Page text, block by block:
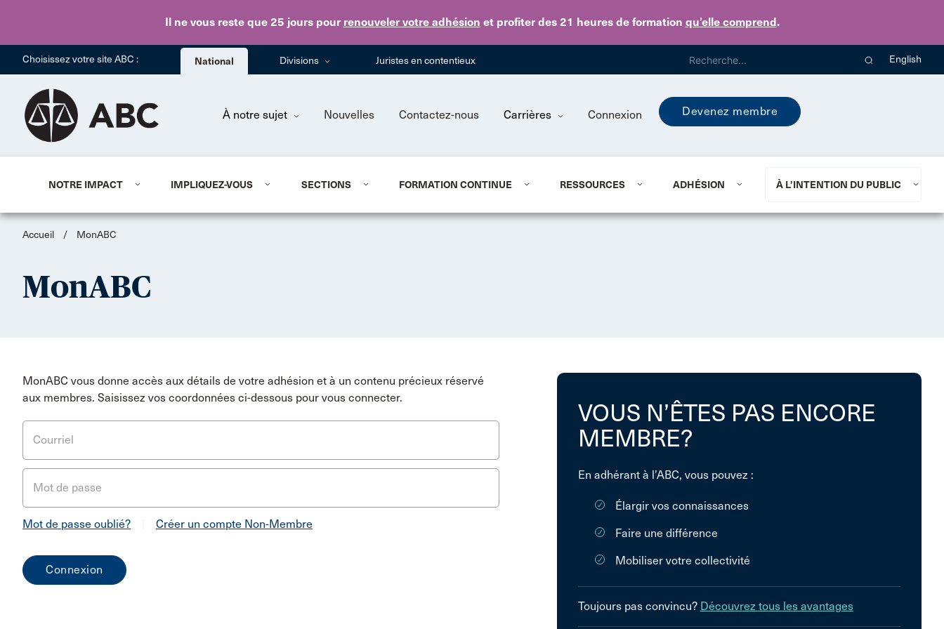
Il ne vous reste que 25 jourspour renouveler votre adhésion et profiter des 21 heures de formation qu’elle comprend.
Skip to main content
Choisissez votre site ABC : National Divisions Juristes en contentieux English
À notre sujet Nouvelles Contactez-nous Carrières Connexion Devenez membre
NOTRE IMPACT IMPLIQUEZ-VOUS SECTIONS FORMATION CONTINUE RESSOURCES ADHÉSION À L’INTENTION DU PUBLIC
Accueil / MonABC
MonABC
MonABC vous donne accès aux détails de votre adhésion et à un contenu précieux réservé
aux membres. Saisissez vos coordonnées ci-dessous pour vous connecter.
Courriel
Mot de passe
Mot de passe oublié? Créer un compte Non-Membre
VOUS N’ÊTES PAS ENCORE
MEMBRE?
En adhérant à l’ABC, vous pouvez :
Élargir vos connaissances
Faire une différence
Mobiliser votre collectivité
Toujours pas convincu? Découvrez tous les avantages